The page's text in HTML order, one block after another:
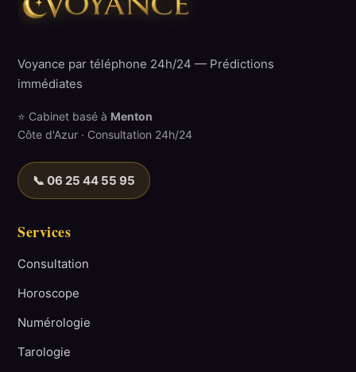
Voyance par téléphone 24h/24 — Prédictions
immédiates
⭐ Cabinet basé à Menton
Côte d'Azur · Consultation 24h/24
📞 06 25 44 55 95
Services
Consultation
Horoscope
Numérologie
Tarologie